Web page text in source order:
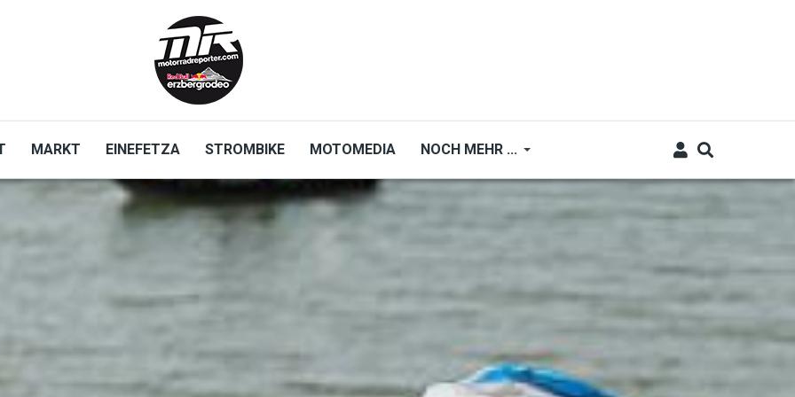
MARKT EINEFETZA STROMBIKE MOTOMEDIA NOCH MEHR ...